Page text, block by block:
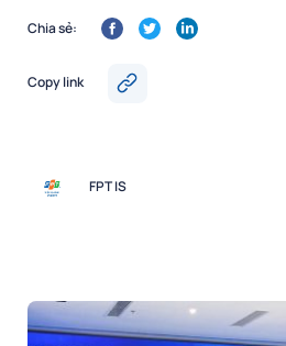
Chia sẻ:
Copy link
FPT IS